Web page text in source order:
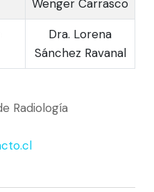
Wenger Carrasco
Dra. Lorena
Sánchez Ravanal
Radiología